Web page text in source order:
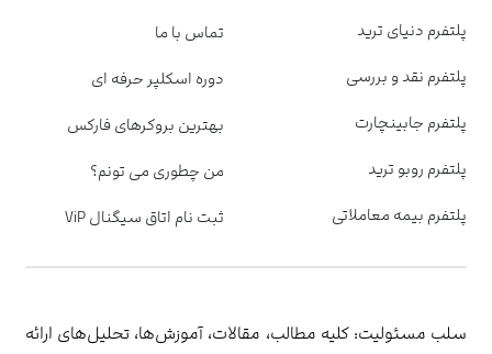
پلتفرم دنیای ترید
پلتفرم نقد و بررسی
پلتفرم جابینچارت
پلتفرم روبو ترید
پلتفرم بیمه معاملاتی
تماس با ما
دوره اسکلپر حرفه ای
بهترین بروکرهای فارکس
من چطوری می تونم؟
ثبت نام اتاق سیگنال ViP
سلب مسئولیت: کلیه مطالب، مقالات، آموزش‌ها، تحلیل‌های ارائه